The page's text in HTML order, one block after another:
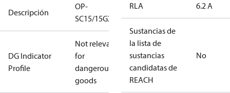
Descripción
OP-
SC15/15GXT2
DG Indicator
Profile
Not relevant
for
dangerous
goods
RLA 6.2 A
Sustancias de
la lista de
sustancias
candidatas de
REACH
No